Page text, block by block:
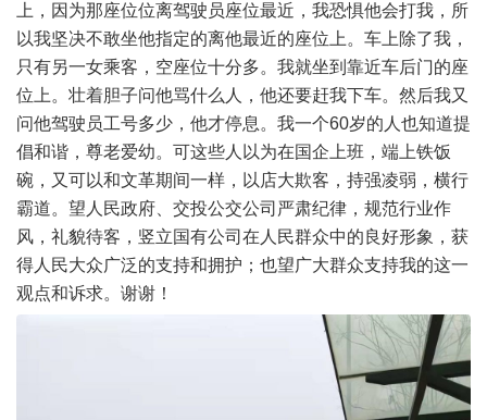
上，因为那座位位离驾驶员座位最近，我恐惧他会打我，所
以我坚决不敢坐他指定的离他最近的座位上。车上除了我，
只有另一女乘客，空座位十分多。我就坐到靠近车后门的座
位上。壮着胆子问他骂什么人，他还要赶我下车。然后我又
问他驾驶员工号多少，他才停息。我一个60岁的人也知道提
倡和谐，尊老爱幼。可这些人以为在国企上班，端上铁饭
碗，又可以和文革期间一样，以店大欺客，持强凌弱，横行
霸道。望人民政府、交投公交公司严肃纪律，规范行业作
风，礼貌待客，竖立国有公司在人民群众中的良好形象，获
得人民大众广泛的支持和拥护；也望广大群众支持我的这一
观点和诉求。谢谢！